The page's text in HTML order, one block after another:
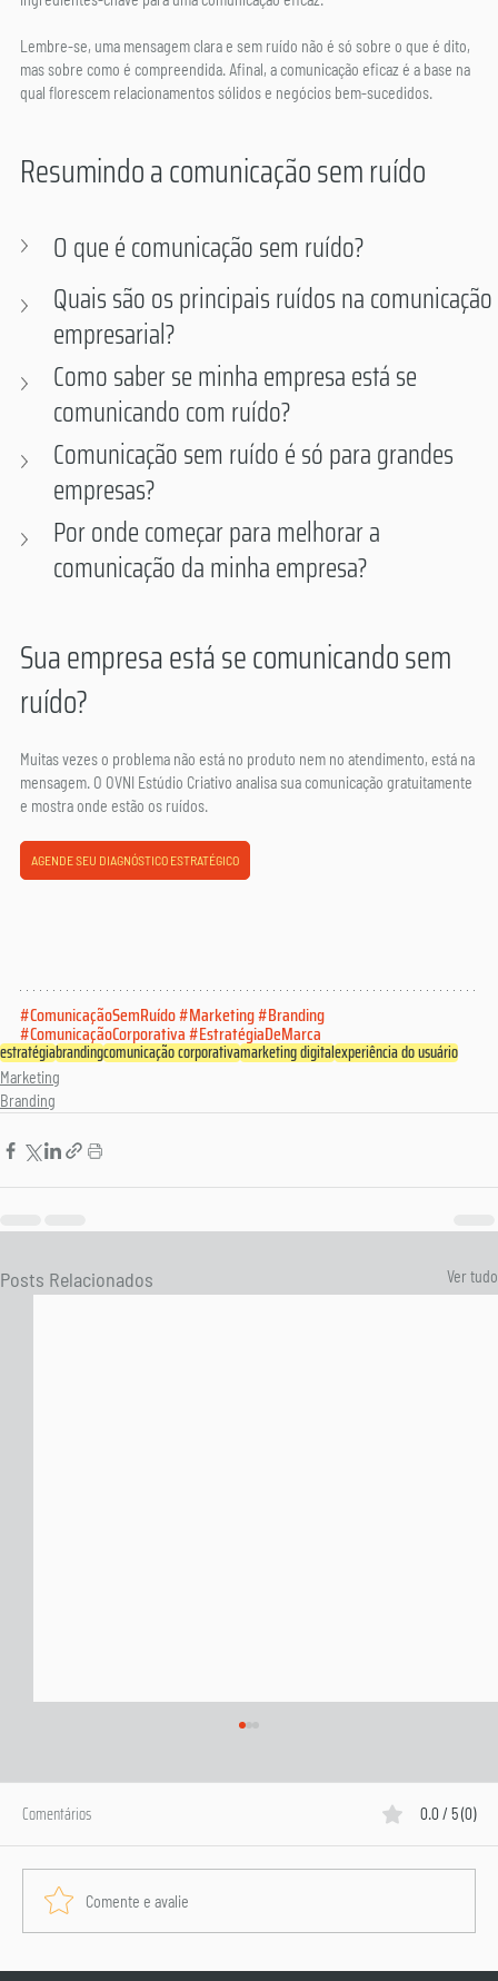
Lembre-se, uma mensagem clara e sem ruído não é só sobre o que é dito,
mas sobre como é compreendida. Afinal, a comunicação eficaz é a base na
qual florescem relacionamentos sólidos e negócios bem-sucedidos.
Resumindo a comunicação sem ruído
O que é comunicação sem ruído?
Quais são os principais ruídos na comunicação
empresarial?
Como saber se minha empresa está se
comunicando com ruído?
Comunicação sem ruído é só para grandes
empresas?
Por onde começar para melhorar a
comunicação da minha empresa?
Sua empresa está se comunicando sem
ruído?
Muitas vezes o problema não está no produto nem no atendimento, está na
mensagem. O OVNI Estúdio Criativo analisa sua comunicação gratuitamente
e mostra onde estão os ruídos.
AGENDE SEU DIAGNÓSTICO ESTRATÉGICO
#ComunicaçãoSemRuído#Marketing#Branding
#ComunicaçãoCorporativa#EstratégiaDeMarca
estratégiabrandingcomunicação corporativamarketing digitalexperiência do usuário
Marketing
Branding
Posts Relacionados Ver tudo
Comentários 0.0 / 5 (0)
Comente e avalie